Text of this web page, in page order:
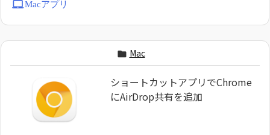
laptop_macMacアプリ
 Mac
ショートカットアプリでChrome
にAirDrop共有を追加